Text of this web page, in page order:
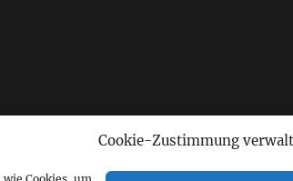
Cookie-Zustimmung